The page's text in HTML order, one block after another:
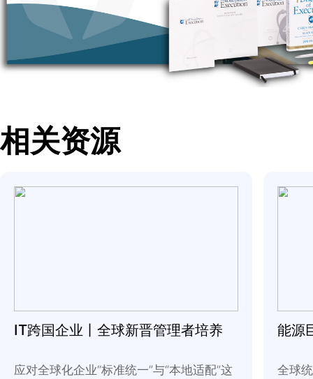
总结
本项目通过导入「高
解决了规模化增长中
更重要的是构建了一
地的动作，将个人经